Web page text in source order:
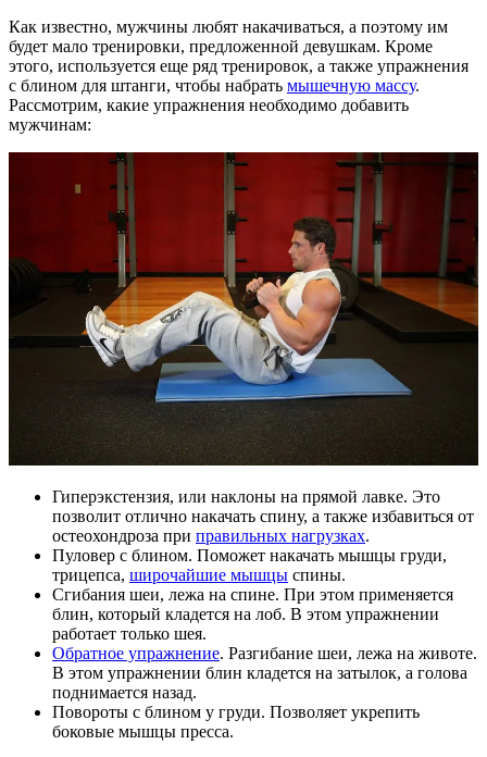
Как известно, мужчины любят накачиваться, а поэтому им
будет мало тренировки, предложенной девушкам. Кроме
этого, используется еще ряд тренировок, а также упражнения
с блином для штанги, чтобы набрать мышечную массу.
Рассмотрим, какие упражнения необходимо добавить
мужчинам:
Гиперэкстензия, или наклоны на прямой лавке. Это
позволит отлично накачать спину, а также избавиться от
остеохондроза при правильных нагрузках.
Пуловер с блином. Поможет накачать мышцы груди,
трицепса, широчайшие мышцы спины.
Сгибания шеи, лежа на спине. При этом применяется
блин, который кладется на лоб. В этом упражнении
работает только шея.
Обратное упражнение. Разгибание шеи, лежа на животе.
В этом упражнении блин кладется на затылок, а голова
поднимается назад.
Повороты с блином у груди. Позволяет укрепить
боковые мышцы пресса.